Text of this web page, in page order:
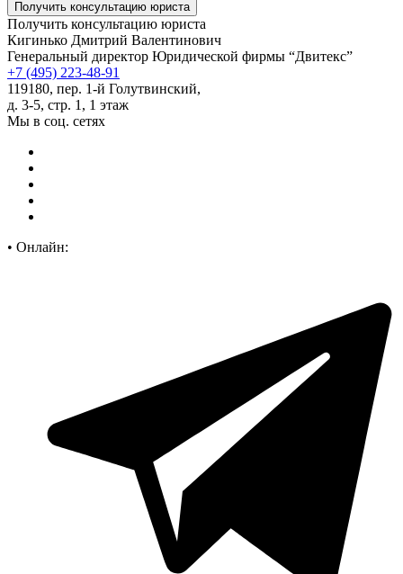
Получить консультацию юриста
Кигинько Дмитрий Валентинович
Генеральный директор Юридической фирмы “Двитекс”
+7 (495) 223-48-91
119180, пер. 1-й Голутвинский,
д. 3-5, стр. 1, 1 этаж
Мы в соц. сетях
• Онлайн: